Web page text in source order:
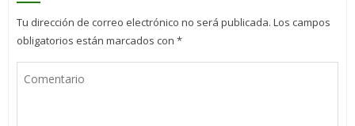
Tu dirección de correo electrónico no será publicada. Los campos
obligatorios están marcados con *